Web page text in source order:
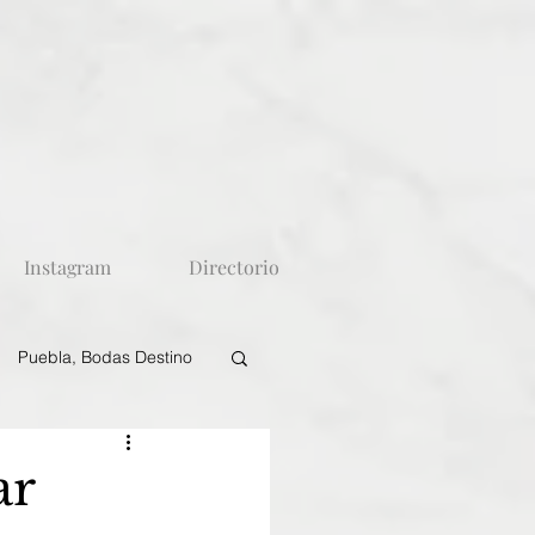
Instagram Directorio
Puebla, Bodas Destino